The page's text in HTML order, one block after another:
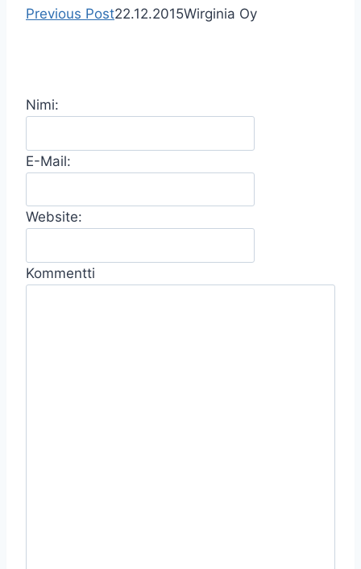
Previous Post22.12.2015Wirginia Oy
Nimi:
E-Mail:
Website:
Kommentti